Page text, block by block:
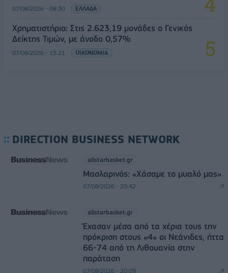
07/08/2026 - 08:30 ΕΛΛΑΔΑ
Χρηματιστήριο: Στις 2.623,19 μονάδες ο Γενικός
Δείκτης Τιμών, με άνοδο 0,57%
07/08/2026 - 15:21 ΟΙΚΟΝΟΜΙΑ
DIRECTION BUSINESS NETWORK
allstarbasket.gr
Μασλαρινός: «Χάσαμε το μυαλό μας»
07/08/2026 - 20:42
allstarbasket.gr
Έχασαν μέσα από τα χέρια τους την
πρόκριση στους «4» οι Νεάνιδες, ήττα
66-74 από τη Λιθουανία στην
παράταση
07/08/2026 - 20:09